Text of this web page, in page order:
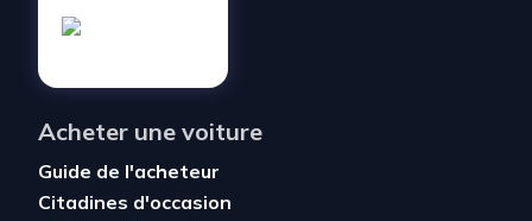
Acheter une voiture
Guide de l'acheteur
Citadines d'occasion